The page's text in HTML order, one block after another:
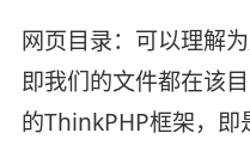
网页目录：可以理解
即我们的文件都在该
的ThinkPHP框架，即